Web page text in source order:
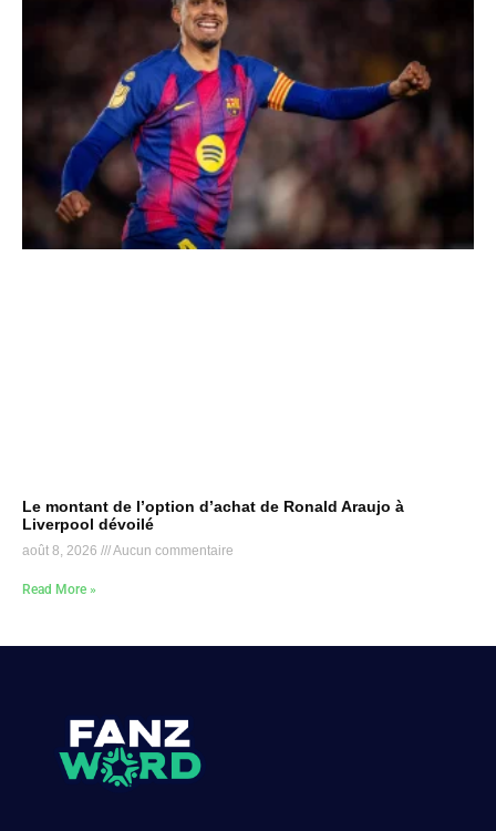
Le montant de l’option d’achat de Ronald Araujo à
Liverpool dévoilé
août 8, 2026 Aucun commentaire
Read More »